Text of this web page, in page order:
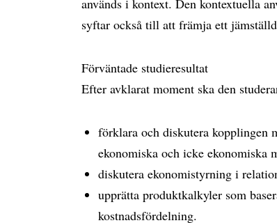
används i kontext. Den kontextuella
syftar också till att främja ett
Förväntade studieresultat
Efter avklarat moment ska den
förklara och diskutera kopplingen
ekonomiska och icke ekonomiska
diskutera ekonomistyrning i
upprätta produktkalkyler som
kostnadsfördelning.